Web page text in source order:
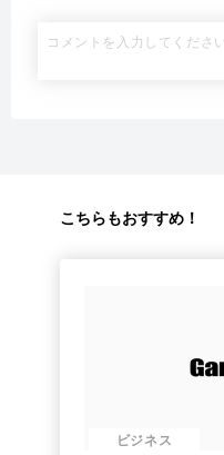
こちらもおすすめ！
ビジネス